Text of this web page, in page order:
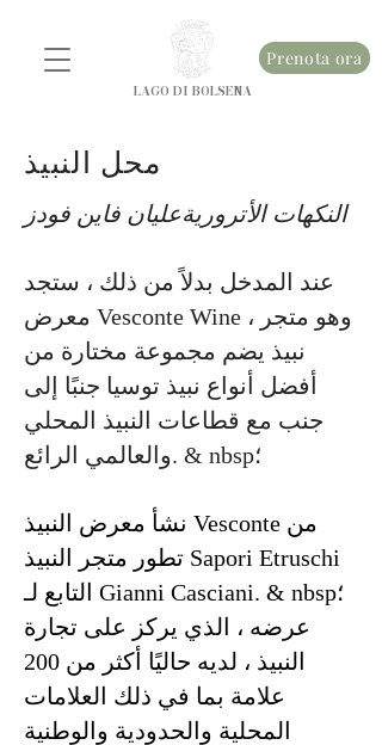
Prenota ora
LAGO DI BOLSENA
محل النبيذ
النكهات الأتروريةعليان فاين فودز
عند المدخل بدلاً من ذلك ، ستجد
معرض Vesconte Wine ، وهو متجر
نبيذ يضم مجموعة مختارة من
أفضل أنواع نبيذ توسيا جنبًا إلى
جنب مع قطاعات النبيذ المحلي
والعالمي الرائع. & nbsp؛
نشأ معرض النبيذ Vesconte من
تطور متجر النبيذ Sapori Etruschi
التابع لـ Gianni Casciani. & nbsp؛
عرضه ، الذي يركز على تجارة
النبيذ ، لديه حاليًا أكثر من 200
علامة بما في ذلك العلامات
المحلية والحدودية والوطنية